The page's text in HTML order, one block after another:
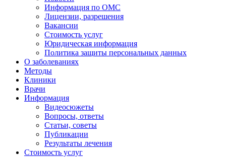
Информация по ОМС
Лицензии, разрешения
Вакансии
Стоимость услуг
Юридическая информация
Политика защиты персональных данных
О заболеваниях
Методы
Клиники
Врачи
Информация
Видеосюжеты
Вопросы, ответы
Статьи, советы
Публикации
Результаты лечения
Стоимость услуг